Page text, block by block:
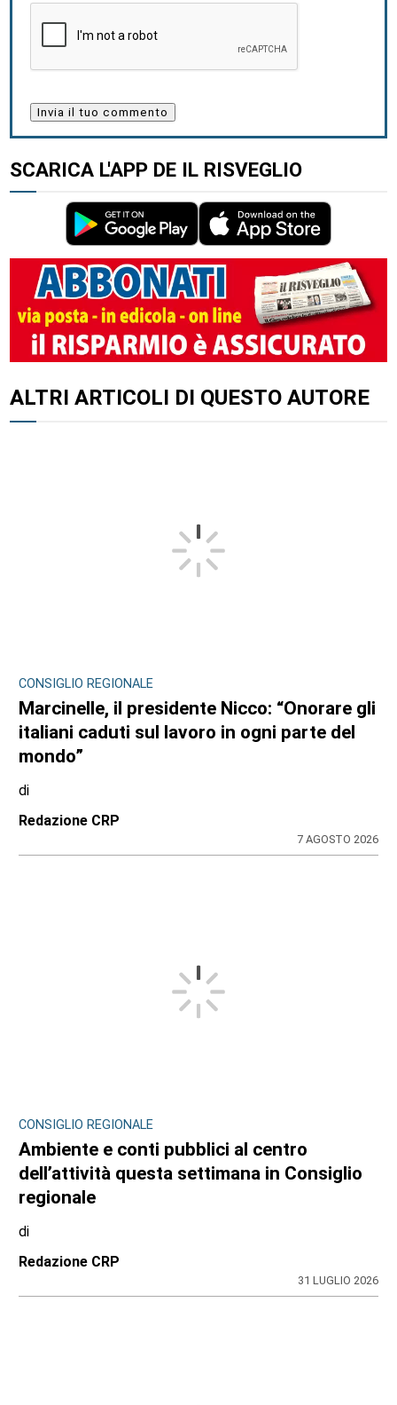
SCARICA L'APP DE IL RISVEGLIO
ALTRI ARTICOLI DI QUESTO AUTORE
CONSIGLIO REGIONALE
Marcinelle, il presidente Nicco: “Onorare gli
italiani caduti sul lavoro in ogni parte del
mondo”
di
Redazione CRP
7 AGOSTO 2026
CONSIGLIO REGIONALE
Ambiente e conti pubblici al centro
dell’attività questa settimana in Consiglio
regionale
di
Redazione CRP
31 LUGLIO 2026